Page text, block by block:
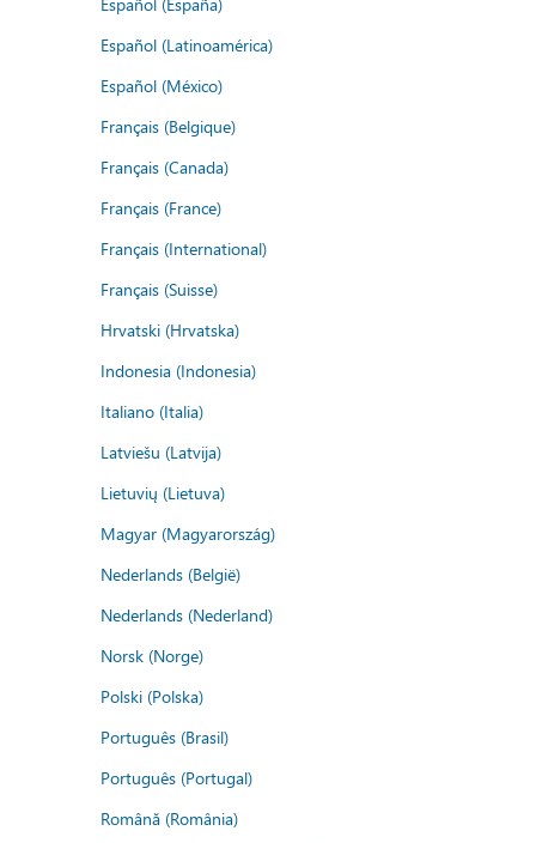
Español (Latinoamérica)
Español (México)
Français (Belgique)
Français (Canada)
Français (France)
Français (International)
Français (Suisse)
Hrvatski (Hrvatska)
Indonesia (Indonesia)
Italiano (Italia)
Latviešu (Latvija)
Lietuvių (Lietuva)
Magyar (Magyarország)
Nederlands (België)
Nederlands (Nederland)
Norsk (Norge)
Polski (Polska)
Português (Brasil)
Português (Portugal)
Română (România)